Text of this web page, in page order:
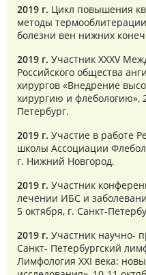
2019 г. Цикл повышения
методы
болезни вен нижних
2019 г. Участник XXXV
Российского общества
хирургов «Внедрение
хирургию и флебологию»,
Петербург.
2019 г. Участие в работе
школы Ассоциации
г. Нижний Новгород.
2019 г. Участник
лечении ИБС и
5 октября, г. Санкт-
2019 г. Участник научно-
Санкт- Петербургский
Лимфология XXI века: